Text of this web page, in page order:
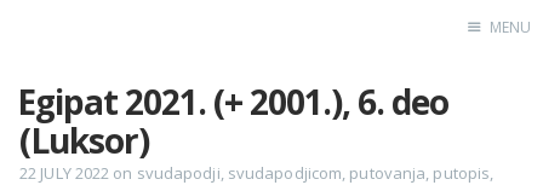
MENU
Egipat 2021. (+ 2001.), 6. deo
(Luksor)
22 JULY 2022 on svudapodji, svudapodjicom, putovanja, putopis,